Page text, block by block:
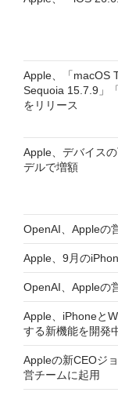
Apple、「macOS
Sequoia 15.7.9」
をリリース
Apple、デバイス
デルで増額
OpenAI、Appleの
Apple、9月の
OpenAI、Appleの
Apple、iPhoneと
する新機能を開発
Appleの新CEOジ
営チームに起用